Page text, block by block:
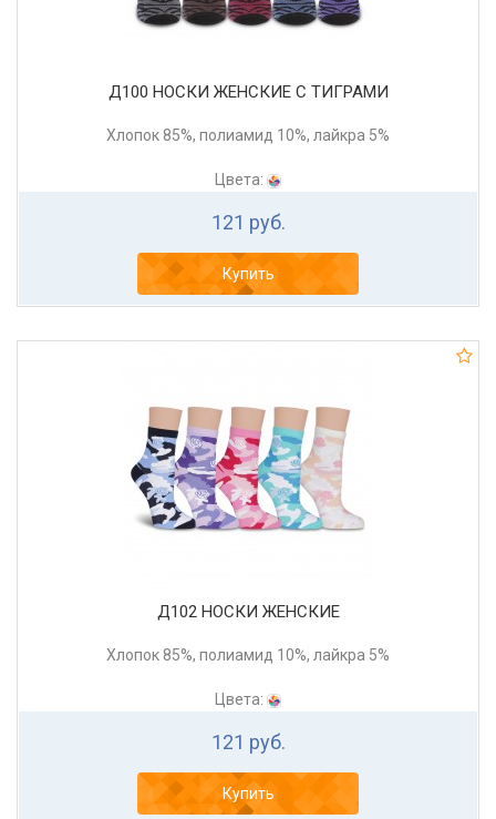
Д100 НОСКИ ЖЕНСКИЕ C ТИГРАМИ
Хлопок 85%, полиамид 10%, лайкра 5%
Цвета:
121 руб.
Купить
Д102 НОСКИ ЖЕНСКИЕ
Хлопок 85%, полиамид 10%, лайкра 5%
Цвета:
121 руб.
Купить